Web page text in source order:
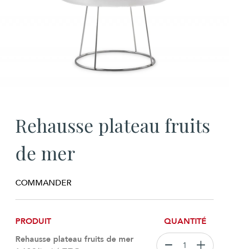
Rehausse plateau fruits
de mer
COMMANDER
PRODUIT
QUANTITÉ
Rehausse plateau fruits de mer